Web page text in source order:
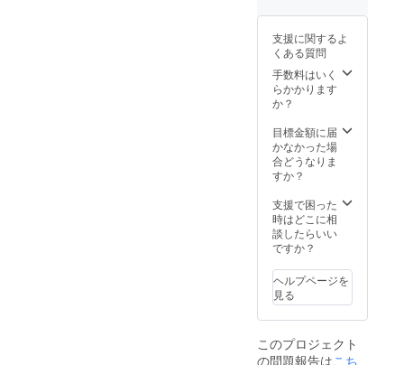
room(
maxim
um 6
person
s)
Expirati
/2020
please
book
beforeh
and.
call the
propert
you are
g to
stay
相談・
会・
パー
ティの
幹事・
コンサ
ングな
どな
ど…な
んでも
付けく
ださ
い！ ※
犯罪は
せん。
※内容の
可否や
日程に
はこち
らまで
支援に関するよ
くある質問
手数料はいく
らかかります
か？
目標金額に届
かなかった場
合どうなりま
すか？
支援で困った
時はどこに相
談したらいい
ですか？
ヘルプページを
見る
このプロジェクト
の問題報告はこち